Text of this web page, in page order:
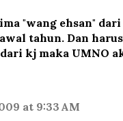
"wang ehsan"
tahun. Dan
kj maka UMNO
at 9:33 AM